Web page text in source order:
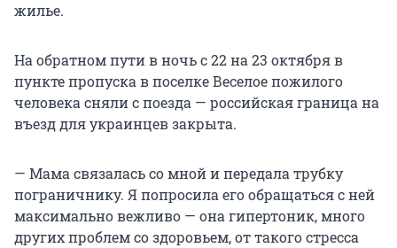
жилье.
На обратном пути в ночь с 22 на 23 октября в
пункте пропуска в поселке Веселое пожилого
человека сняли с поезда — российская граница на
въезд для украинцев закрыта.
— Мама связалась со мной и передала трубку
пограничнику. Я попросила его обращаться с ней
максимально вежливо — она гипертоник, много
других проблем со здоровьем, от такого стресса